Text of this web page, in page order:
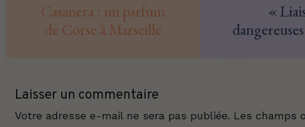
Casanera : un parfum
de Corse à Marseille
«
Laisser un commentaire
Votre adresse e-mail ne sera pas publiée. Les champs